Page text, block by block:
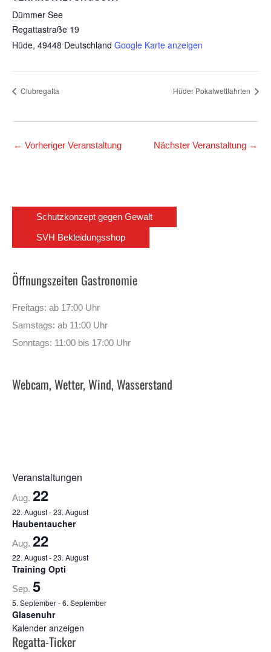
Dümmer See
Regattastraße 19
Hüde, 49448 Deutschland Google Karte anzeigen
Clubregatta Hüder Pokalwettfahrten
← Vorheriger Veranstaltung Nächster Veranstaltung →
Schutzkonzept gegen Gewalt
SVH Bekleidungsshop
Öffnungszeiten Gastronomie
Freitags: ab 17:00 Uhr
Samstags: ab 11:00 Uhr
Sonntags: 11:00 bis 17:00 Uhr
Webcam, Wetter, Wind, Wasserstand
Veranstaltungen
Aug. 22
22. August-23. August
Haubentaucher
Aug. 22
22. August-23. August
Training Opti
Sep. 5
5. September-6. September
Glasenuhr
Kalender anzeigen
Regatta-Ticker